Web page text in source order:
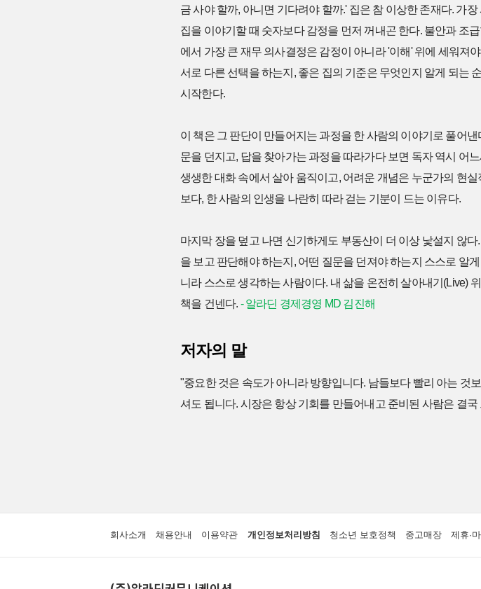
금 사야 할까, 아니면 기다려야 할까.' 집은 참 이상한 존재다. 가
집을 이야기할 때 숫자보다 감정을 먼저 꺼내곤 한다. 불안과 조
에서 가장 큰 재무 의사결정은 감정이 아니라 '이해' 위에 세워져
서로 다른 선택을 하는지, 좋은 집의 기준은 무엇인지 알게 되는
시작한다.
이 책은 그 판단이 만들어지는 과정을 한 사람의 이야기로 풀어
문을 던지고, 답을 찾아가는 과정을 따라가다 보면 독자 역시 어
생생한 대화 속에서 살아 움직이고, 어려운 개념은 누군가의 현
보다, 한 사람의 인생을 나란히 따라 걷는 기분이 드는 이유다.
마지막 장을 덮고 나면 신기하게도 부동산이 더 이상 낯설지 않
을 보고 판단해야 하는지, 어떤 질문을 던져야 하는지 스스로 알
니라 스스로 생각하는 사람이다. 내 삶을 온전히 살아내기(Live)
책을 건넨다. - 알라딘 경제경영 MD 김진해
저자의 말
"중요한 것은 속도가 아니라 방향입니다. 남들보다 빨리 아는 것
셔도 됩니다. 시장은 항상 기회를 만들어내고 준비된 사람은 결
회사소개 채용안내 이용약관 개인정보처리방침 청소년 보호정책 중고매장 제휴·